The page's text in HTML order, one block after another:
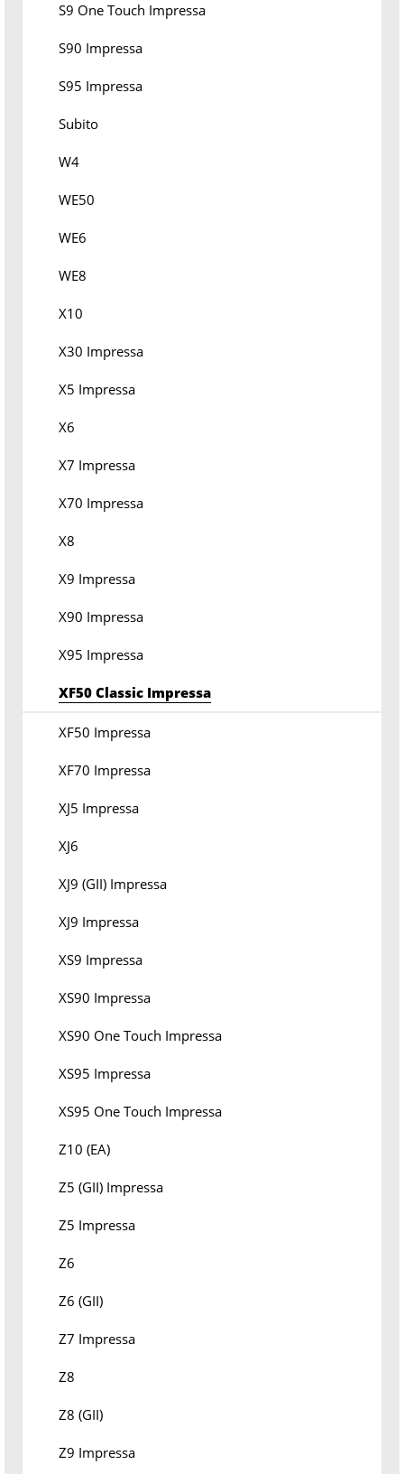
S9 One Touch Impressa
S90 Impressa
S95 Impressa
Subito
W4
WE50
WE6
WE8
X10
X30 Impressa
X5 Impressa
X6
X7 Impressa
X70 Impressa
X8
X9 Impressa
X90 Impressa
X95 Impressa
XF50 Classic Impressa
XF50 Impressa
XF70 Impressa
XJ5 Impressa
XJ6
XJ9 (GII) Impressa
XJ9 Impressa
XS9 Impressa
XS90 Impressa
XS90 One Touch Impressa
XS95 Impressa
XS95 One Touch Impressa
Z10 (EA)
Z5 (GII) Impressa
Z5 Impressa
Z6
Z6 (GII)
Z7 Impressa
Z8
Z8 (GII)
Z9 Impressa